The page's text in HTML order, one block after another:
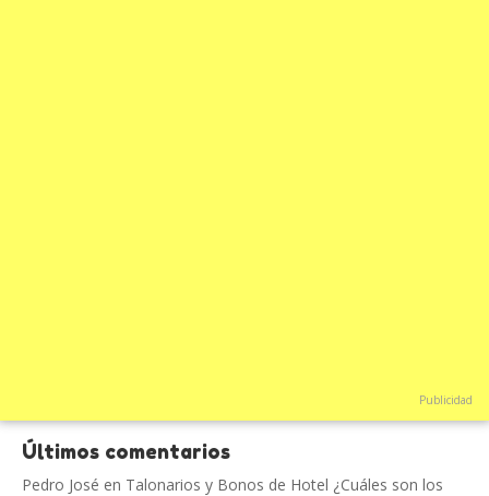
Publicidad
Últimos comentarios
Pedro José en Talonarios y Bonos de Hotel ¿Cuáles son los